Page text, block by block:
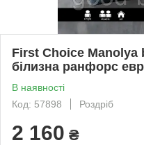
First Сhoice Manolya
білизна ранфорс
В наявності
Код: 57898
Роздріб
2 160 ₴